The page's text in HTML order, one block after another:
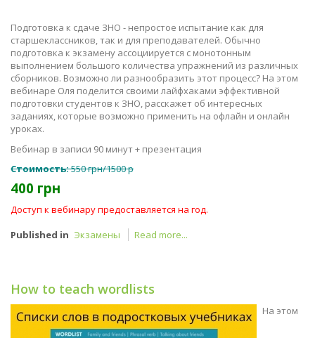
Подготовка к сдаче ЗНО - непростое испытание как для
старшеклассников, так и для преподавателей. Обычно
подготовка к экзамену ассоциируется с монотонным
выполнением большого количества упражнений из различных
сборников. Возможно ли разнообразить этот процесс? На этом
вебинаре Оля поделится своими лайфхаками эффективной
подготовки студентов к ЗНО, расскажет об интересных
заданиях, которые возможно применить на офлайн и онлайн
уроках.
Вебинар в записи 90 минут + презентация
Стоимость:550 грн/1500 р
400 грн
Доступ к вебинару предоставляется на год.
Published in Экзамены Read more...
How to teach wordlists
На этом